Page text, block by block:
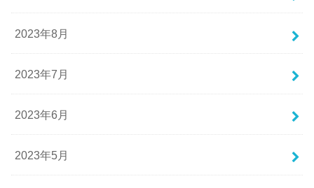
2023年8月
2023年7月
2023年6月
2023年5月